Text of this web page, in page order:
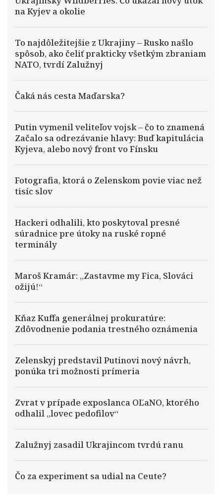
na Kyjev a okolie
To najdôležitejšie z Ukrajiny – Rusko našlo
spôsob, ako čeliť prakticky všetkým zbraniam
NATO, tvrdí Zalužnyj
Čaká nás cesta Maďarska?
Putin vymenil veliteľov vojsk – čo to znamená
Začalo sa odrezávanie hlavy: Buď kapitulácia
Kyjeva, alebo nový front vo Fínsku
Fotografia, ktorá o Zelenskom povie viac než
tisíc slov
Hackeri odhalili, kto poskytoval presné
súradnice pre útoky na ruské ropné
terminály
Maroš Kramár: „Zastavme my Fica, Slováci
ožijú!“
Kňaz Kuffa generálnej prokuratúre:
Zdôvodnenie podania trestného oznámenia
Zelenskyj predstavil Putinovi nový návrh,
ponúka tri možnosti prímeria
Zvrat v prípade exposlanca OĽaNO, ktorého
odhalil „lovec pedofilov“
Zalužnyj zasadil Ukrajincom tvrdú ranu
Čo za experiment sa udial na Ceute?